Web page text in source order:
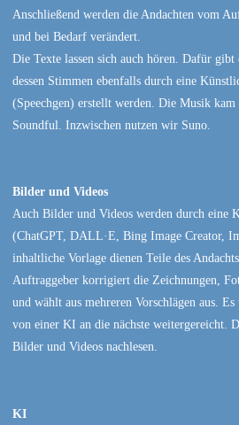
Anschließend werden die Andachten vom
und bei Bedarf verändert.
Die Texte lassen sich auch hören. Dafür gibt
dessen Stimmen ebenfalls durch eine
(Speechgen) erstellt werden. Die Musik
Soundful. Inzwischen nutzen wir Suno.
Bilder und Videos
Auch Bilder und Videos werden durch eine
(ChatGPT, DALL·E, Bing Image Creator,
inhaltliche Vorlage dienen Teile des
Auftraggeber korrigiert die Zeichnungen,
und wählt aus mehreren Vorschlägen aus.
von einer KI an die nächste weitergereicht.
Bilder und Videos nachlesen.
KI